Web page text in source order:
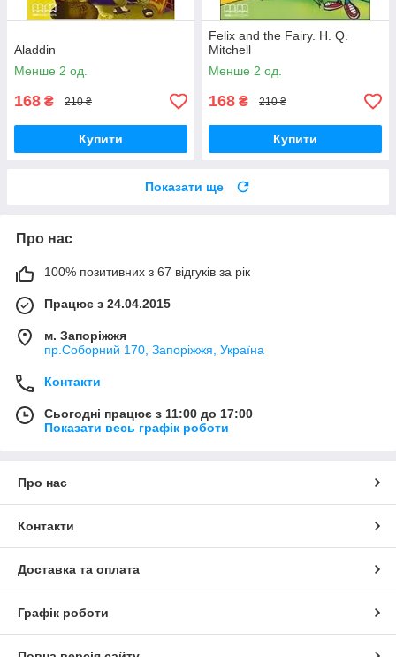
Aladdin
Менше 2 од.
168 ₴ 210 ₴
Купити
Felix and the Fairy. H. Q.
Mitchell
Менше 2 од.
168 ₴ 210 ₴
Купити
Показати ще
Про нас
100% позитивних з 67 відгуків за рік
Працює з 24.04.2015
м. Запоріжжя
пр.Соборний 170, Запоріжжя, Україна
Контакти
Сьогодні працює з 11:00 до 17:00
Показати весь графік роботи
Про нас
Контакти
Доставка та оплата
Графік роботи